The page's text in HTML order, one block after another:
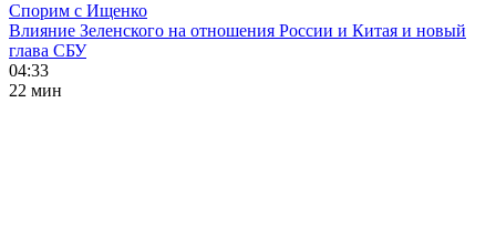
Спорим с Ищенко
Влияние Зеленского на отношения России и Китая и новый
глава СБУ
04:33
22 мин